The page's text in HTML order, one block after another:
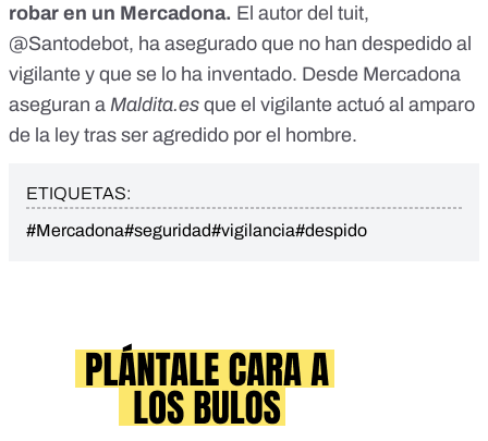
robar en un Mercadona. El autor del tuit,
@Santodebot, ha asegurado que no han despedido al
vigilante y que se lo ha inventado. Desde Mercadona
aseguran a Maldita.es que el vigilante actuó al amparo
de la ley tras ser agredido por el hombre.
ETIQUETAS:
#Mercadona#seguridad#vigilancia#despido